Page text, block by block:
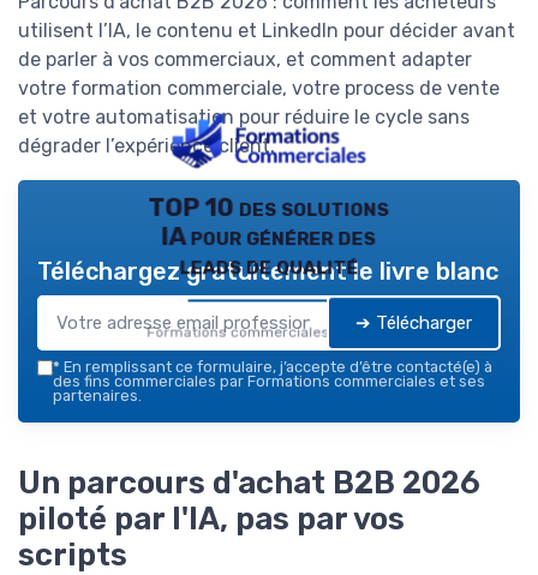
utilisent l’IA, le contenu et LinkedIn pour décider avant
de parler à vos commerciaux, et comment adapter
votre formation commerciale, votre process de vente
et votre automatisation pour réduire le cycle sans
dégrader l’expérience client.
TOP 10 des solutions
IA pour générer des
leads de qualité
Formations commerciales — 2026
Téléchargez gratuitement le livre blanc
➔ Télécharger
* En remplissant ce formulaire, j’accepte d’être contacté(e) à
des fins commerciales par Formations commerciales et ses
partenaires.
Un parcours d'achat B2B 2026
piloté par l'IA, pas par vos
scripts